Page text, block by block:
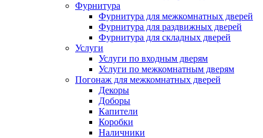
Фурнитура
Фурнитура для межкомнатных дверей
Фурнитура для раздвижных дверей
Фурнитура для складных дверей
Услуги
Услуги по входным дверям
Услуги по межкомнатным дверям
Погонаж для межкомнатных дверей
Декоры
Доборы
Капители
Коробки
Наличники